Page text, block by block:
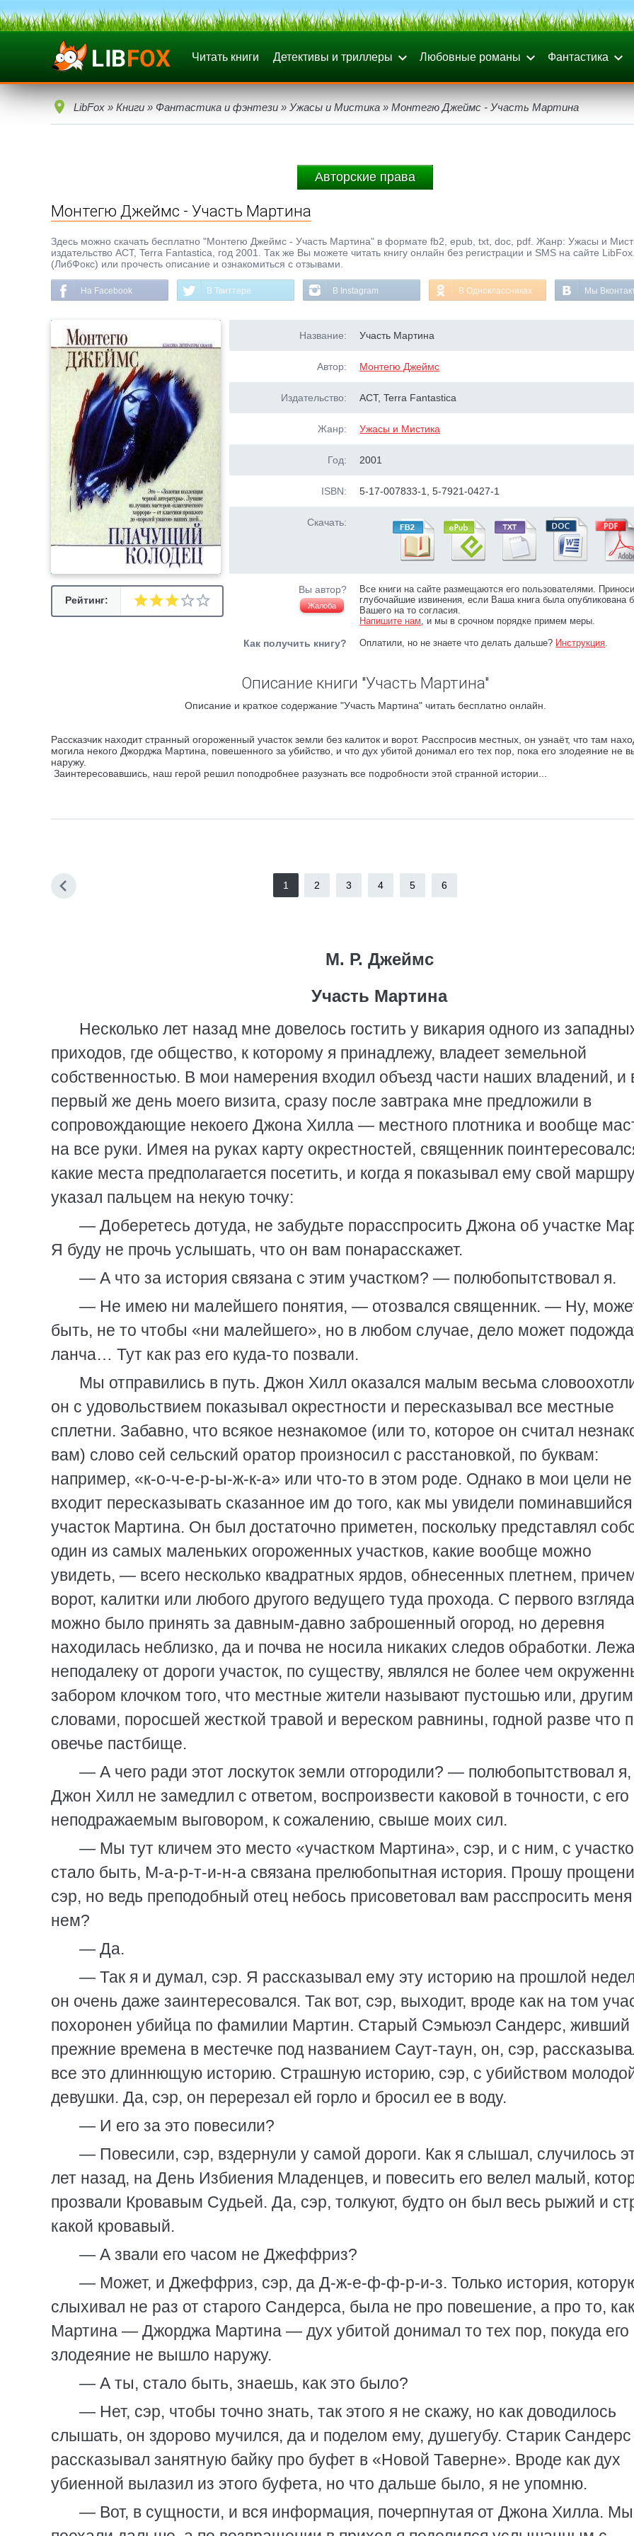
Читать книги Детективы и триллеры Любовные романы Фантастика
LibFox » Книги » Фантастика и фэнтези » Ужасы и Мистика » Монтегю Джеймс - Участь Мартина
Авторские права
Монтегю Джеймс - Участь Мартина
Здесь можно скачать бесплатно "Монтегю Джеймс - Участь Мартина" в формате fb2, epub, txt, doc, pdf. Жанр: Ужасы и
издательство АСТ, Terra Fantastica, год 2001. Так же Вы можете читать книгу онлайн без регистрации и SMS на сайте
(ЛибФокс) или прочесть описание и ознакомиться с отзывами.
На Facebook В Твиттере В Instagram В Одноклассниках Мы
Рейтинг:
Название: Участь Мартина
Автор: Монтегю Джеймс
Издательство: АСТ, Terra Fantastica
Жанр: Ужасы и Мистика
Год: 2001
ISBN: 5-17-007833-1, 5-7921-0427-1
Скачать:
Вы автор?
Жалоба
Все книги на сайте размещаются его пользователями.
глубочайшие извинения, если Ваша книга была опубликована
Вашего на то согласия.
Напишите нам, и мы в срочном порядке примем меры.
Как получить книгу? Оплатили, но не знаете что делать дальше? Инструкция.
Описание книги "Участь Мартина"
Описание и краткое содержание "Участь Мартина" читать бесплатно онлайн.
Рассказчик находит странный огороженный участок земли без калиток и ворот. Расспросив местных, он узнаёт, что там
могила некого Джорджа Мартина, повешенного за убийство, и что дух убитой донимал его тех пор, пока его злодеяние не
наружу.
Заинтересовавшись, наш герой решил поподробнее разузнать все подробности этой странной истории...
1 2 3 4 5 6
М. Р. Джеймс
Участь Мартина
Несколько лет назад мне довелось гостить у викария одного из
приходов, где общество, к которому я принадлежу, владеет земельной
собственностью. В мои намерения входил объезд части наших владений, и
первый же день моего визита, сразу после завтрака мне предложили в
сопровождающие некоего Джона Хилла — местного плотника и вообще
на все руки. Имея на руках карту окрестностей, священник
какие места предполагается посетить, и когда я показывал ему свой
указал пальцем на некую точку:
— Доберетесь дотуда, не забудьте порасспросить Джона об участке
Я буду не прочь услышать, что он вам понарасскажет.
— А что за история связана с этим участком? — полюбопытствовал я.
— Не имею ни малейшего понятия, — отозвался священник. — Ну,
быть, не то чтобы «ни малейшего», но в любом случае, дело может
ланча… Тут как раз его куда-то позвали.
Мы отправились в путь. Джон Хилл оказался малым весьма
он с удовольствием показывал окрестности и пересказывал все местные
сплетни. Забавно, что всякое незнакомое (или то, которое он считал
вам) слово сей сельский оратор произносил с расстановкой, по буквам:
например, «к-о-ч-е-р-ы-ж-к-а» или что-то в этом роде. Однако в мои цели не
входит пересказывать сказанное им до того, как мы увидели
участок Мартина. Он был достаточно приметен, поскольку представлял
один из самых маленьких огороженных участков, какие вообще можно
увидеть, — всего несколько квадратных ярдов, обнесенных плетнем,
ворот, калитки или любого другого ведущего туда прохода. С первого
можно было принять за давным-давно заброшенный огород, но деревня
находилась неблизко, да и почва не носила никаких следов обработки.
неподалеку от дороги участок, по существу, являлся не более чем
забором клочком того, что местные жители называют пустошью или,
словами, поросшей жесткой травой и вереском равнины, годной разве что
овечье пастбище.
— А чего ради этот лоскуток земли отгородили? — полюбопытствовал я,
Джон Хилл не замедлил с ответом, воспроизвести каковой в точности, с его
неподражаемым выговором, к сожалению, свыше моих сил.
— Мы тут кличем это место «участком Мартина», сэр, и с ним, с
стало быть, М-а-р-т-и-н-а связана прелюбопытная история. Прошу
сэр, но ведь преподобный отец небось присоветовал вам расспросить
нем?
— Да.
— Так я и думал, сэр. Я рассказывал ему эту историю на прошлой
он очень даже заинтересовался. Так вот, сэр, выходит, вроде как на том
похоронен убийца по фамилии Мартин. Старый Сэмьюэл Сандерс, живший
прежние времена в местечке под названием Саут-таун, он, сэр,
все это длиннющую историю. Страшную историю, сэр, с убийством
девушки. Да, сэр, он перерезал ей горло и бросил ее в воду.
— И его за это повесили?
— Повесили, сэр, вздернули у самой дороги. Как я слышал, случилось
лет назад, на День Избиения Младенцев, и повесить его велел малый,
прозвали Кровавым Судьей. Да, сэр, толкуют, будто он был весь рыжий и
какой кровавый.
— А звали его часом не Джеффриз?
— Может, и Джеффриз, сэр, да Д-ж-е-ф-ф-р-и-з. Только история,
слыхивал не раз от старого Сандерса, была не про повешение, а про то, как
Мартина — Джорджа Мартина — дух убитой донимал то тех пор, покуда его
злодеяние не вышло наружу.
— А ты, стало быть, знаешь, как это было?
— Нет, сэр, чтобы точно знать, так этого я не скажу, но как доводилось
слышать, он здорово мучился, да и поделом ему, душегубу. Старик Сандерс
рассказывал занятную байку про буфет в «Новой Таверне». Вроде как дух
убиенной вылазил из этого буфета, но что дальше было, я не упомню.
— Вот, в сущности, и вся информация, почерпнутая от Джона Хилла. Мы